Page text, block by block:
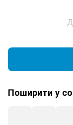
Поширити у